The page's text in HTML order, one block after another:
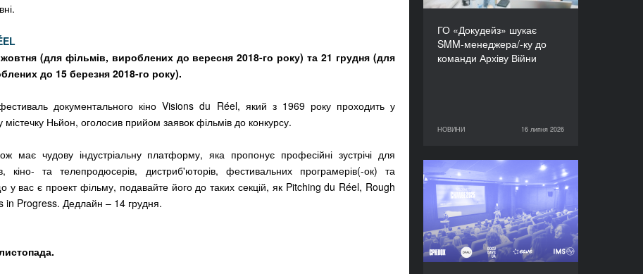
(для фільмів, вироблених до вересня 2018-го року) та 21 грудня (для
до 15 березня 2018-го року).
документального кіно Visions du Réel, який з 1969 року проходить у
Ньйон, оголосив прийом заявок фільмів до конкурсу.
має чудову індустріальну платформу, яка пропонує професійні зустрічі для
кіно- та телепродюсерів, дистриб'юторів, фестивальних програмерів(-ок) та
у вас є проект фільму, подавайте його до таких секцій, як Pitching du Réel, Rough
in Progress. Дедлайн – 14 грудня.
ГО «Докудейз» шукає
SMM-менеджера/-ку до
команди Архіву Війни
НОВИНИ 16 липня 2026
НОВИНИ
16 липня 2026
Відкрито прийом заявок:
CHANGE - курс із
копродукції 2026–2027